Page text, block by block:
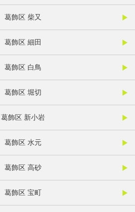
葛飾区 柴又
葛飾区 細田
葛飾区 白鳥
葛飾区 堀切
葛飾区 新小岩
葛飾区 水元
葛飾区 高砂
葛飾区 宝町